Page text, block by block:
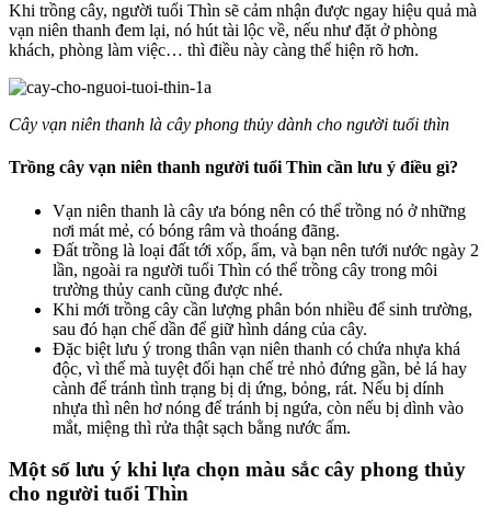
Khi trồng cây, người tuổi Thìn sẽ cảm nhận được ngay hiệu quả mà
vạn niên thanh đem lại, nó hút tài lộc về, nếu như đặt ở phòng
khách, phòng làm việc… thì điều này càng thể hiện rõ hơn.
Cây vạn niên thanh là cây phong thủy dành cho người tuổi thìn
Trồng cây vạn niên thanh người tuổi Thìn cần lưu ý điều gì?
Vạn niên thanh là cây ưa bóng nên có thể trồng nó ở những
nơi mát mẻ, có bóng râm và thoáng đãng.
Đất trồng là loại đất tới xốp, ẩm, và bạn nên tưới nước ngày 2
lần, ngoài ra người tuổi Thìn có thể trồng cây trong môi
trường thủy canh cũng được nhé.
Khi mới trồng cây cần lượng phân bón nhiều để sinh trường,
sau đó hạn chế dần để giữ hình dáng của cây.
Đặc biệt lưu ý trong thân vạn niên thanh có chứa nhựa khá
độc, vì thế mà tuyệt đối hạn chế trẻ nhỏ đứng gần, bẻ lá hay
cành để tránh tình trạng bị dị ứng, bỏng, rát. Nếu bị dính
nhựa thì nên hơ nóng để tránh bị ngứa, còn nếu bị dình vào
mắt, miệng thì rửa thật sạch bằng nước ấm.
Một số lưu ý khi lựa chọn màu sắc cây phong thủy
cho người tuổi Thìn